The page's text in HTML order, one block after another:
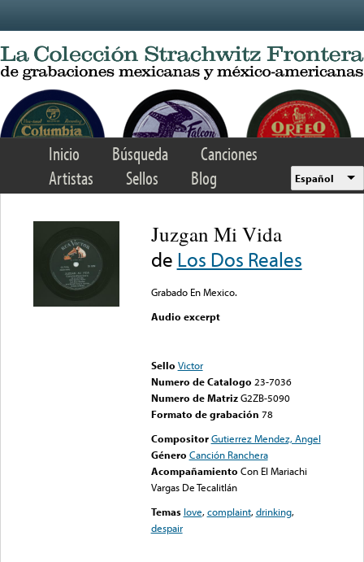
Inicio Búsqueda
Canciones
Artistas
Sellos Blog Español
Juzgan Mi Vida
de Los Dos Reales
Grabado En Mexico.
Audio excerpt
Sello Victor
Numero de Catalogo 23-7036
Numero de Matriz G2ZB-5090
Formato de grabación 78
Compositor Gutierrez Mendez, Angel
Género Canción Ranchera
Acompañamiento Con El Mariachi
Vargas De Tecalitlán
Temas love,complaint,drinking,
despair